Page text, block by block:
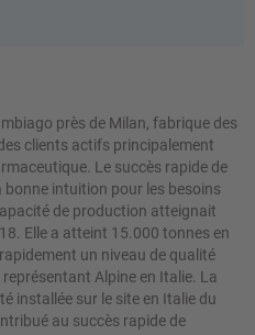
près de Milan, fabrique des
clients actifs principalement
Le succès rapide de
intuition pour les besoins
de production atteignait
Elle a atteint 15.000 tonnes en
un niveau de qualité
Alpine en Italie. La
installée sur le site en Italie du
au succès rapide de